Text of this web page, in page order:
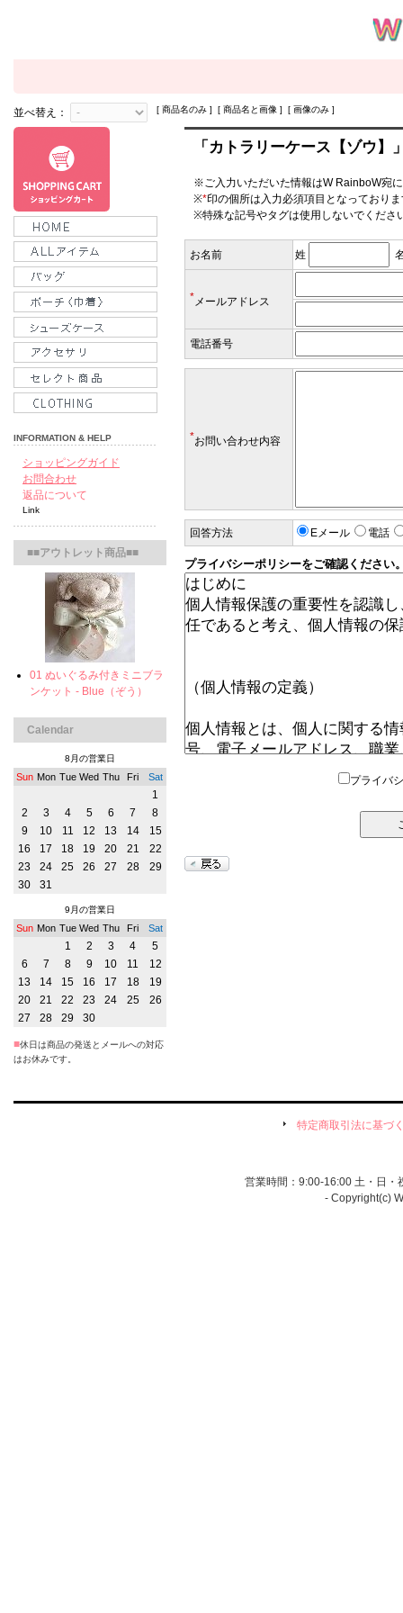
並べ替え： [ 商品名のみ ] [ 商品名と画像 ] [ 画像のみ ]
「カトラリーケース【ゾウ】
※ご入力いただいた情報はW RainboW宛
※*印の個所は入力必須項目となっており
※特殊な記号やタグは使用しないでくださ
お名前 姓
*メールアドレス
電話番号
*お問い合わせ内容
回答方法 Eメール 電話
プライバシーポリシーをご確認ください
プライバ
INFORMATION & HELP
ショッピングガイド
お問合わせ
返品について
Link
■■アウトレット商品■■
01 ぬいぐるみ付きミニブラ
ンケット - Blue（ぞう）
Calendar
8月の営業日
Sun Mon Tue Wed Thu Fri Sat
1
2
3 4 5 6 7
8
9
10 11 12 13 14
15
16
17 18 19 20 21
22
23
24 25 26 27 28
29
30
31
9月の営業日
Sun Mon Tue Wed Thu Fri Sat
1 2 3 4
5
6
7 8 9 10 11
12
13
14 15 16 17 18
19
20
21 22 23 24 25
26
27
28 29 30
■休日は商品の発送とメールへの対応
はお休みです。
特定商取引法に基づ
営業時間：9:00-16:00 土・日・
- Copyright(c)